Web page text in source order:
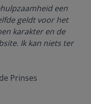
een
geldt voor het
karakter en de
Ik kan niets ter
Prinses